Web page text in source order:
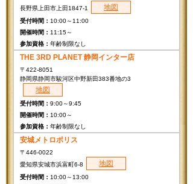
長野県上田市上田1847-1
地図
10:00～11:00
11:15～
年齢制限なし
THE 3RD PLANET 静岡インター店
〒422-8051
静岡県静岡市駿河区中野新田383番地の3
地図
9:00～9:45
10:00～
年齢制限なし
安城メトロポリス
〒446-0022
愛知県安城市浜富町6-8
地図
10:00～13:00